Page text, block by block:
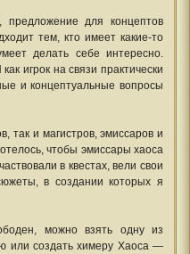
для концептов
тем, кто имеет какие-то
делать себе интересно.
игрок на связи практически
и концептуальные вопросы
так и магистров, эмиссаров и
чтобы эмиссары хаоса
в квестах, вели свои
в создании которых я
можно взять одну из
или создать химеру Хаоса —